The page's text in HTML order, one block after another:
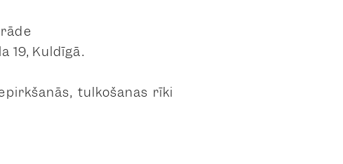
19, Kuldīgā.
tulkošanas rīki